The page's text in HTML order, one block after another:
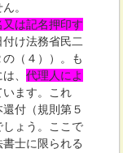
。
は記名押印す
付け法務省民二
（４））。も
は、代理人によ
います。これ
付（規則第５
しょう。ここで
士に限られる